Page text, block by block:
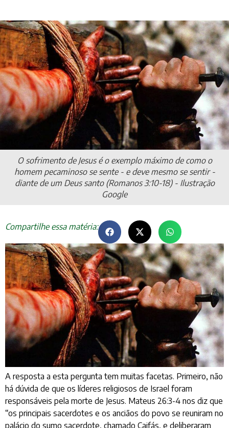
O sofrimento de Jesus é o exemplo máximo de como o
homem pecaminoso se sente - e deve mesmo se sentir -
diante de um Deus santo (Romanos 3:10-18) - Ilustração
Google
Compartilhe essa matéria:
A resposta a esta pergunta tem muitas facetas. Primeiro, não
há dúvida de que os líderes religiosos de Israel foram
responsáveis pela morte de Jesus. Mateus 26:3-4 nos diz que
“os principais sacerdotes e os anciãos do povo se reuniram no
palácio do sumo sacerdote, chamado Caifás, e deliberaram